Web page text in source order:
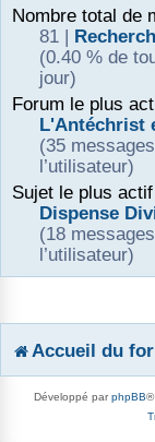
Nombre total de
81 |
(0.40 % de
jour)
Forum le plus
L'Antéchrist
(35
l’utilisateur)
Sujet le plus
Dispense
(18
l’utilisateur)
Accueil du
Développé parphpBB®